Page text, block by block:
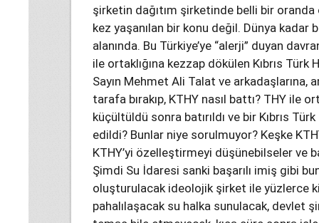
şirketin dağıtım şirketinde belli bir
kez yaşanılan bir konu değil. Dünya
alanında. Bu Türkiye’ye “alerji” duyan
ile ortaklığına kezzap dökülen Kıbrıs Türk
Sayın Mehmet Ali Talat ve
tarafa bırakıp, KTHY nasıl battı? THY ile
küçültüldü sonra batırıldı ve bir Kıbrıs
edildi? Bunlar niye sorulmuyor? Keşke
KTHY’yi özelleştirmeyi düşünebilseler ve
Şimdi Su İdaresi sanki başarılı imiş gibi
oluşturulacak ideolojik şirket ile yüzlerce
pahalılaşacak su halka sunulacak, devlet